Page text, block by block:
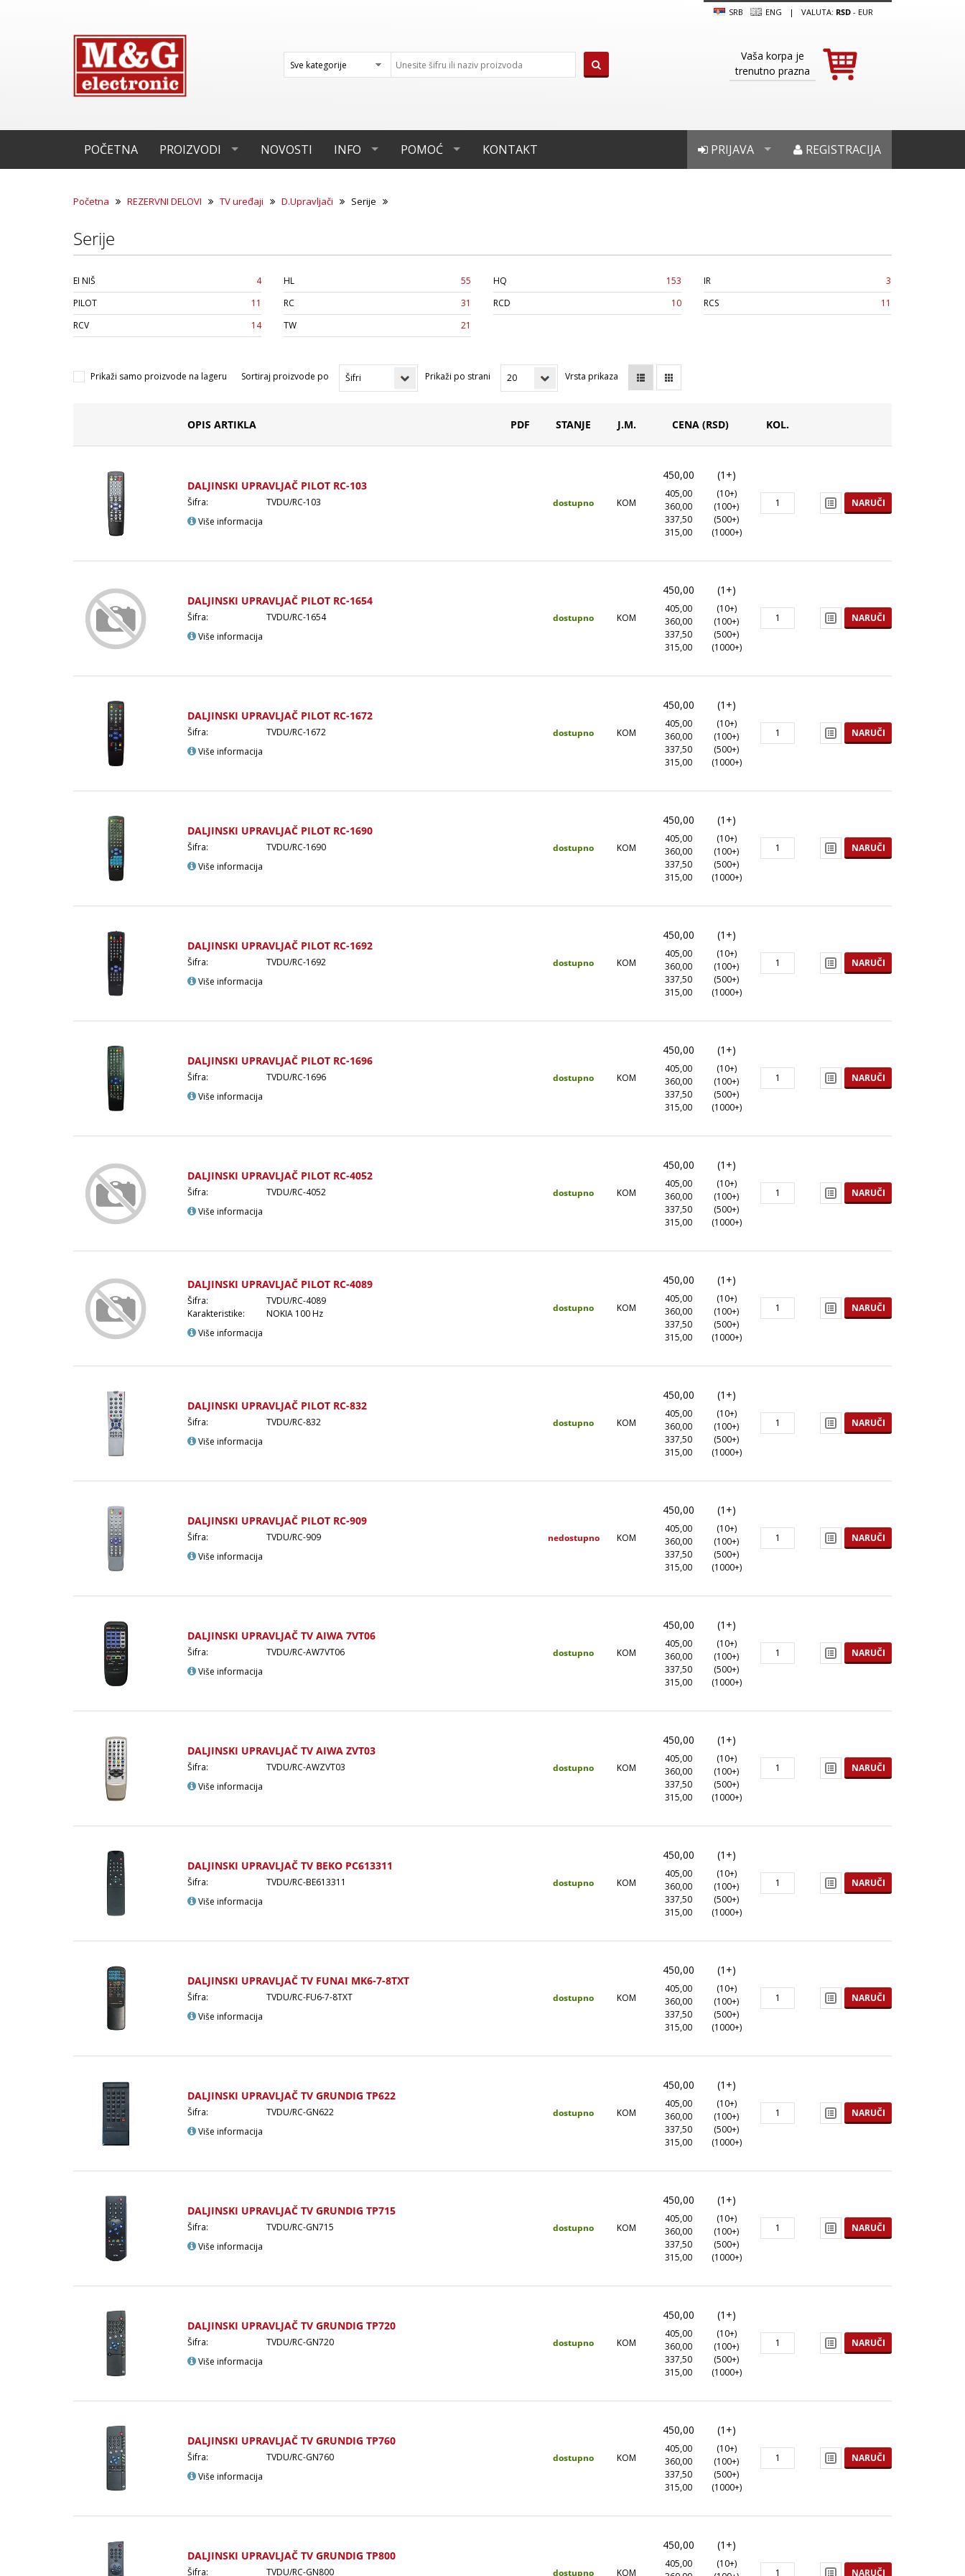
SRB ENG | VALUTA: RSD- EUR
Vaša korpa je
trenutno prazna
POČETNA PROIZVODI NOVOSTI INFO POMOĆ KONTAKT REGISTRACIJA
PRIJAVA
Početna REZERVNI DELOVI TV uređaji D.Upravljači Serije
Serije
EI NIŠ 4 HL 55 HQ 153 IR
3
PILOT
11 RC 31 RCD 10 RCS
11
RCV
14 TW 21
Prikaži samo proizvode na lageru Sortiraj proizvode po Prikaži po strani Vrsta prikaza
OPIS ARTIKLA PDF STANJE J.M. CENA (RSD) KOL.
DALJINSKI UPRAVLJAČ PILOT RC-103
Šifra:
TVDU/RC-103
Više informacija
dostupno KOM
450,00 (1+)
405,00
(10+)
360,00
(100+)
337,50
(500+)
315,00
(1000+)
NARUČI
DALJINSKI UPRAVLJAČ PILOT RC-1654
Šifra:
TVDU/RC-1654
Više informacija
dostupno KOM
450,00 (1+)
405,00
(10+)
360,00
(100+)
337,50
(500+)
315,00
(1000+)
NARUČI
DALJINSKI UPRAVLJAČ PILOT RC-1672
Šifra:
TVDU/RC-1672
Više informacija
dostupno KOM
450,00 (1+)
405,00
(10+)
360,00
(100+)
337,50
(500+)
315,00
(1000+)
NARUČI
DALJINSKI UPRAVLJAČ PILOT RC-1690
Šifra:
TVDU/RC-1690
Više informacija
dostupno KOM
450,00 (1+)
405,00
(10+)
360,00
(100+)
337,50
(500+)
315,00
(1000+)
NARUČI
DALJINSKI UPRAVLJAČ PILOT RC-1692
Šifra:
TVDU/RC-1692
Više informacija
dostupno KOM
450,00 (1+)
405,00
(10+)
360,00
(100+)
337,50
(500+)
315,00
(1000+)
NARUČI
DALJINSKI UPRAVLJAČ PILOT RC-1696
Šifra:
TVDU/RC-1696
Više informacija
dostupno KOM
450,00 (1+)
405,00
(10+)
360,00
(100+)
337,50
(500+)
315,00
(1000+)
NARUČI
DALJINSKI UPRAVLJAČ PILOT RC-4052
Šifra:
TVDU/RC-4052
Više informacija
dostupno KOM
450,00 (1+)
405,00
(10+)
360,00
(100+)
337,50
(500+)
315,00
(1000+)
NARUČI
DALJINSKI UPRAVLJAČ PILOT RC-4089
Šifra:
TVDU/RC-4089
Karakteristike:
NOKIA 100 Hz
Više informacija
dostupno KOM
450,00 (1+)
405,00
(10+)
360,00
(100+)
337,50
(500+)
315,00
(1000+)
NARUČI
DALJINSKI UPRAVLJAČ PILOT RC-832
Šifra:
TVDU/RC-832
Više informacija
dostupno KOM
450,00 (1+)
405,00
(10+)
360,00
(100+)
337,50
(500+)
315,00
(1000+)
NARUČI
DALJINSKI UPRAVLJAČ PILOT RC-909
Šifra:
TVDU/RC-909
Više informacija
nedostupno KOM
450,00 (1+)
405,00
(10+)
360,00
(100+)
337,50
(500+)
315,00
(1000+)
NARUČI
DALJINSKI UPRAVLJAČ TV AIWA 7VT06
Šifra:
TVDU/RC-AW7VT06
Više informacija
dostupno KOM
450,00 (1+)
405,00
(10+)
360,00
(100+)
337,50
(500+)
315,00
(1000+)
NARUČI
DALJINSKI UPRAVLJAČ TV AIWA ZVT03
Šifra:
TVDU/RC-AWZVT03
Više informacija
dostupno KOM
450,00 (1+)
405,00
(10+)
360,00
(100+)
337,50
(500+)
315,00
(1000+)
NARUČI
DALJINSKI UPRAVLJAČ TV BEKO PC613311
Šifra:
TVDU/RC-BE613311
Više informacija
dostupno KOM
450,00 (1+)
405,00
(10+)
360,00
(100+)
337,50
(500+)
315,00
(1000+)
NARUČI
DALJINSKI UPRAVLJAČ TV FUNAI MK6-7-8TXT
Šifra:
TVDU/RC-FU6-7-8TXT
Više informacija
dostupno KOM
450,00 (1+)
405,00
(10+)
360,00
(100+)
337,50
(500+)
315,00
(1000+)
NARUČI
DALJINSKI UPRAVLJAČ TV GRUNDIG TP622
Šifra:
TVDU/RC-GN622
Više informacija
dostupno KOM
450,00 (1+)
405,00
(10+)
360,00
(100+)
337,50
(500+)
315,00
(1000+)
NARUČI
DALJINSKI UPRAVLJAČ TV GRUNDIG TP715
Šifra:
TVDU/RC-GN715
Više informacija
dostupno KOM
450,00 (1+)
405,00
(10+)
360,00
(100+)
337,50
(500+)
315,00
(1000+)
NARUČI
DALJINSKI UPRAVLJAČ TV GRUNDIG TP720
Šifra:
TVDU/RC-GN720
Više informacija
dostupno KOM
450,00 (1+)
405,00
(10+)
360,00
(100+)
337,50
(500+)
315,00
(1000+)
NARUČI
DALJINSKI UPRAVLJAČ TV GRUNDIG TP760
Šifra:
TVDU/RC-GN760
Više informacija
dostupno KOM
450,00 (1+)
405,00
(10+)
360,00
(100+)
337,50
(500+)
315,00
(1000+)
NARUČI
DALJINSKI UPRAVLJAČ TV GRUNDIG TP800
Šifra: TVDU/RC-GN800 dostupno KOM
450,00 (1+)
405,00
(10+)
NARUČI